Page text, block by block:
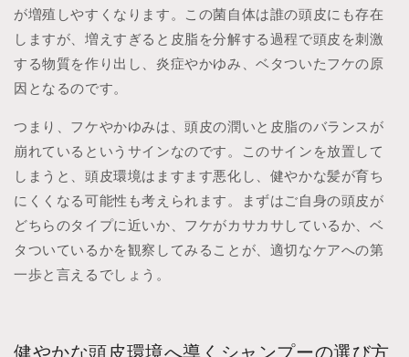
が増殖しやすくなります。この菌自体は誰の頭皮にも存在
しますが、増えすぎると皮脂を分解する過程で頭皮を刺激
する物質を作り出し、炎症やかゆみ、ベタついたフケの原
因となるのです。
つまり、フケやかゆみは、頭皮の潤いと皮脂のバランスが
崩れているというサインなのです。このサインを放置して
しまうと、頭皮環境はますます悪化し、健やかな髪が育ち
にくくなる可能性も考えられます。まずはご自身の頭皮が
どちらのタイプに近いか、フケがカサカサしているか、ベ
タついているかを観察してみることが、適切なケアへの第
一歩と言えるでしょう。